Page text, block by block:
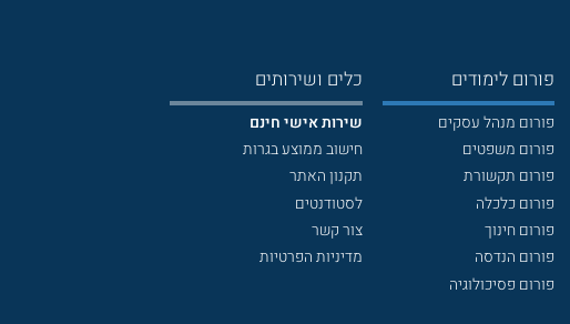
פורום לימודים
פורום מנהל עסקים
פורום משפטים
פורום תקשורת
פורום כלכלה
פורום חינוך
פורום הנדסה
פורום פסיכולוגיה
כלים ושירותים
שירות אישי חינם
חישוב ממוצע בגרות
תקנון האתר
לסטודנטים
צור קשר
מדיניות הפרטיות